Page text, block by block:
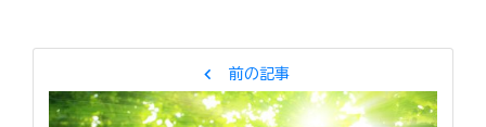
chevron_left 前の記事